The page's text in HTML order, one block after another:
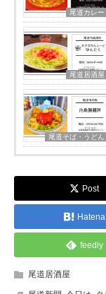
尾道カレー
尾道居酒屋
尾道そば・うどん
Post
Hatena
feedly
尾道居酒屋